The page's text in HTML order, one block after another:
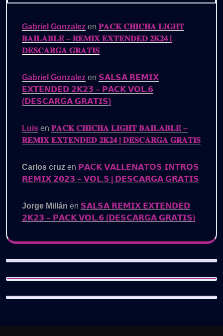
Gabriel Gonzalez en 𝐏𝐀𝐂𝐊 𝐂𝐇𝐈𝐂𝐇𝐀 𝐋𝐈𝐆𝐇𝐓
𝐁𝐀𝐈𝐋𝐀𝐁𝐋𝐄 – 𝐑𝐄𝐌𝐈𝐗 𝐄𝐗𝐓𝐄𝐍𝐃𝐄𝐃 𝟐𝐊𝟐𝟒 |
𝐃𝐄𝐒𝐂𝐀𝐑𝐆𝐀 𝐆𝐑𝐀𝐓𝐈𝐒
Gabriel Gonzalez en 𝗦𝗔𝗟𝗦𝗔 𝗥𝗘𝗠𝗜𝗫
𝗘𝗫𝗧𝗘𝗡𝗗𝗘𝗗 𝟮𝗞𝟮𝟯 – 𝗣𝗔𝗖𝗞 𝗩𝗢𝗟.𝟲
(𝗗𝗘𝗦𝗖𝗔𝗥𝗚𝗔 𝗚𝗥𝗔𝗧𝗜𝗦)
Luis en 𝐏𝐀𝐂𝐊 𝐂𝐇𝐈𝐂𝐇𝐀 𝐋𝐈𝐆𝐇𝐓 𝐁𝐀𝐈𝐋𝐀𝐁𝐋𝐄 –
𝐑𝐄𝐌𝐈𝐗 𝐄𝐗𝐓𝐄𝐍𝐃𝐄𝐃 𝟐𝐊𝟐𝟒 | 𝐃𝐄𝐒𝐂𝐀𝐑𝐆𝐀 𝐆𝐑𝐀𝐓𝐈𝐒
Carlos cruz en 𝗣𝗔𝗖𝗞 𝗩𝗔𝗟𝗟𝗘𝗡𝗔𝗧𝗢𝗦 𝗜𝗡𝗧𝗥𝗢𝗦
𝗥𝗘𝗠𝗜𝗫 𝟮𝟬𝟮𝟯 – 𝗩𝗢𝗟.𝟱 | 𝗗𝗘𝗦𝗖𝗔𝗥𝗚𝗔 𝗚𝗥𝗔𝗧𝗜𝗦
Jorge Millán en 𝗦𝗔𝗟𝗦𝗔 𝗥𝗘𝗠𝗜𝗫 𝗘𝗫𝗧𝗘𝗡𝗗𝗘𝗗
𝟮𝗞𝟮𝟯 – 𝗣𝗔𝗖𝗞 𝗩𝗢𝗟.𝟲 (𝗗𝗘𝗦𝗖𝗔𝗥𝗚𝗔 𝗚𝗥𝗔𝗧𝗜𝗦)